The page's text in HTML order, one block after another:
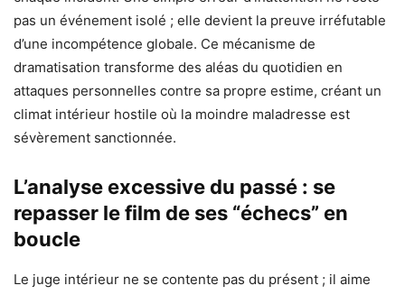
pas un événement isolé ; elle devient la preuve irréfutable
d’une incompétence globale. Ce mécanisme de
dramatisation transforme des aléas du quotidien en
attaques personnelles contre sa propre estime, créant un
climat intérieur hostile où la moindre maladresse est
sévèrement sanctionnée.
L’analyse excessive du passé : se
repasser le film de ses “échecs” en
boucle
Le juge intérieur ne se contente pas du présent ; il aime